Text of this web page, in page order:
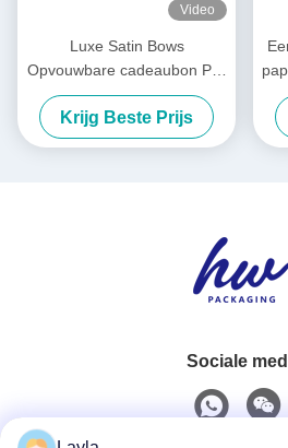
Video
Luxe Satin Bows
Opvouwbare cadeaubon Pre
Tied Opvouwbare
verpakkingsdoos
Krijg Beste Prijs
Sociale